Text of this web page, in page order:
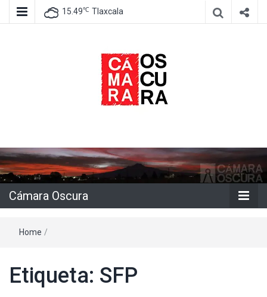
15.49℃ Tlaxcala
Cámara
Oscura
Cámara Oscura
Home /
Etiqueta: SFP